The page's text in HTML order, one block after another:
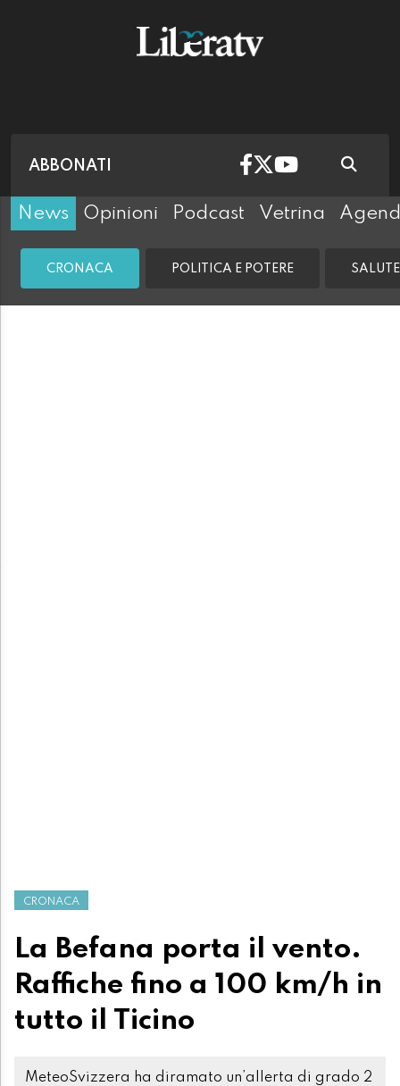
ABBONATI
News Opinioni Podcast Vetrina
CRONACA POLITICA E POTERE
CRONACA
La Befana porta il vento.
Raffiche fino a 100 km/h in
tutto il Ticino
MeteoSvizzera ha diramato un’allerta di grado 2